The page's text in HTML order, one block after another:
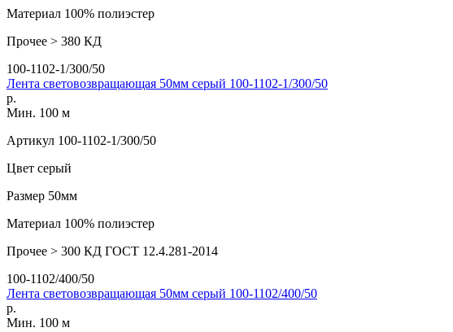
Материал 100% полиэстер
Прочее > 380 КД
100-1102-1/300/50
Лента световозвращающая 50мм серый 100-1102-1/300/50
р.
Мин. 100 м
Артикул 100-1102-1/300/50
Цвет серый
Размер 50мм
Материал 100% полиэстер
Прочее > 300 КД ГОСТ 12.4.281-2014
100-1102/400/50
Лента световозвращающая 50мм серый 100-1102/400/50
р.
Мин. 100 м